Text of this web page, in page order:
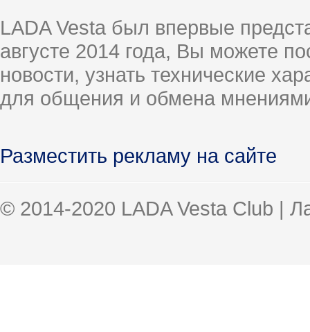
LADA Vesta был впервые
августе 2014 года, Вы можете
новости, узнать технические
для общения и обмена
Разместить рекламу на сайте
© 2014-2020 LADA Vesta Club |